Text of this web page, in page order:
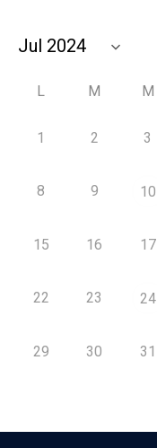
L M M
1 2 3
8 9 10
15 16 17
22 23 24
29 30 31